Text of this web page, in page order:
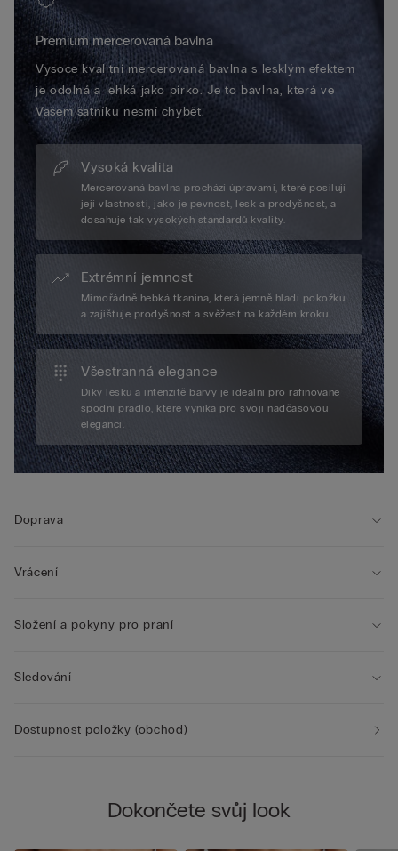
Premium mercerovaná bavlna
Vysoce kvalitní mercerovaná bavlna s lesklým efektem
je odolná a lehká jako pírko. Je to bavlna, která ve
Vašem šatníku nesmí chybět.
Vysoká kvalita
Mercerovaná bavlna prochází úpravami, které posilují
její vlastnosti, jako je pevnost, lesk a prodyšnost, a
dosahuje tak vysokých standardů kvality.
Extrémní jemnost
Mimořádně hebká tkanina, která jemně hladí pokožku
a zajišťuje prodyšnost a svěžest na každém kroku.
Všestranná elegance
Díky lesku a intenzitě barvy je ideální pro rafinované
spodní prádlo, které vyniká pro svoji nadčasovou
eleganci.
Doprava
Vrácení
Složení a pokyny pro praní
Sledování
Dostupnost položky (obchod)
Dokončete svůj look